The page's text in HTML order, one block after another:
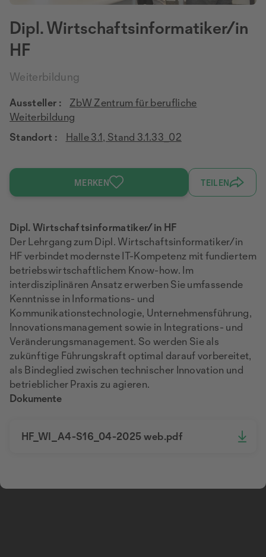
Dipl. Wirtschaftsinformatiker/in
HF
Weiterbildung
Aussteller :
ZbW Zentrum für berufliche
Weiterbildung
Standort :
Halle 3.1, Stand 3.1.33_02
MERKEN TEILEN
Dipl. Wirtschaftsinformatiker/in HF
Der Lehrgang zum Dipl. Wirtschaftsinformatiker/in
HF verbindet modernste IT-Kompetenz mit fundiertem
betriebswirtschaftlichem Know-how. Im
interdisziplinären Ansatz erwerben Sie umfassende
Kenntnisse in Informations- und
Kommunikationstechnologie, Unternehmensführung,
Innovationsmanagement sowie in Integrations- und
Veränderungsmanagement. So werden Sie als
zukünftige Führungskraft optimal darauf vorbereitet,
als Bindeglied zwischen technischer Innovation und
betrieblicher Praxis zu agieren.
Dokumente
HF_WI_A4-S16_04-2025 web.pdf